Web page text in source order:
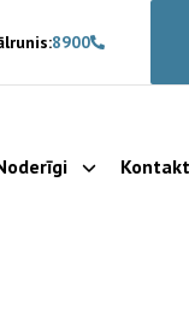
8900
apakšizvēlni
Parādīt